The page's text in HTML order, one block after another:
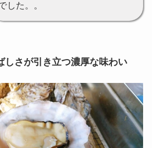
した。。
しさが引き立つ濃厚な味わい